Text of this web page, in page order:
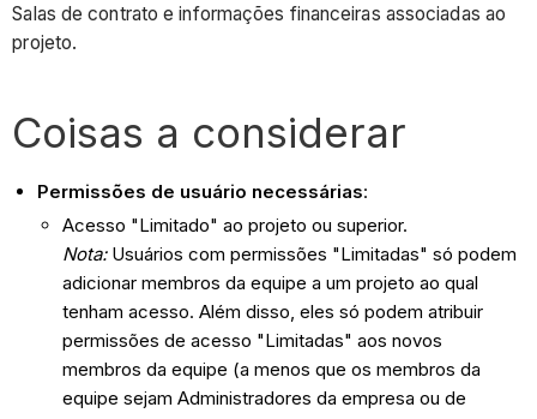
Salas de contrato e informações financeiras associadas ao
projeto.
Coisas a considerar
Permissões de usuário necessárias:
Acesso "Limitado" ao projeto ou superior.
Nota: Usuários com permissões "Limitadas" só podem
adicionar membros da equipe a um projeto ao qual
tenham acesso. Além disso, eles só podem atribuir
permissões de acesso "Limitadas" aos novos
membros da equipe (a menos que os membros da
equipe sejam Administradores da empresa ou de